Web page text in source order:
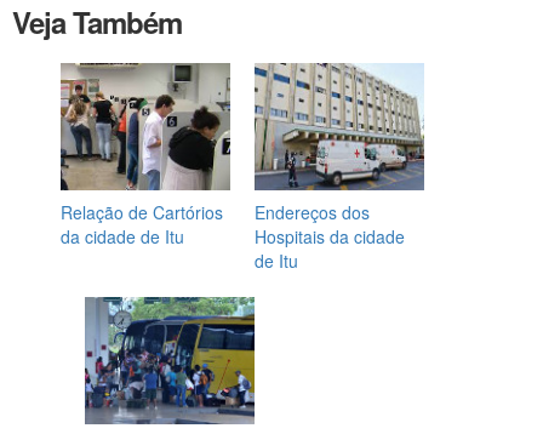
Veja Também
Relação de Cartórios
da cidade de Itu
Endereços dos
Hospitais da cidade
de Itu